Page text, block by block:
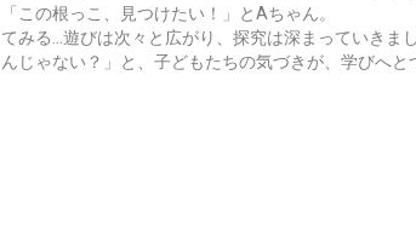
この根っこ、見つけたい！」とAちゃん。
みる…遊びは次々と広がり、探究は深まっていきまし
じゃない？」と、子どもたちの気づきが、学びへと